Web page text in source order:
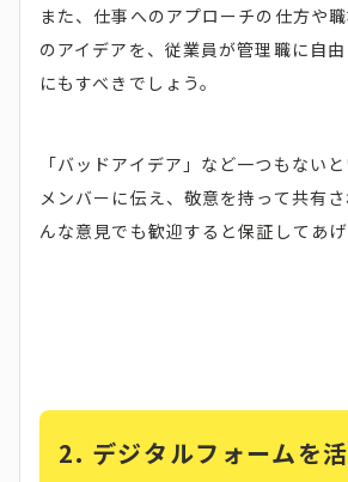
また、仕事へのアプローチの仕方や
のアイデアを、従業員が管理職に自
にもすべきでしょう。
「バッドアイデア」など一つもない
メンバーに伝え、敬意を持って共有
んな意見でも歓迎すると保証してあげ
2. デジタルフォームを